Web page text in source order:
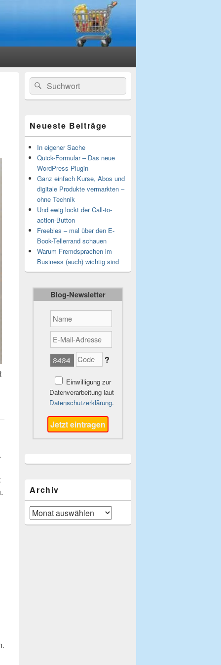
Primärer
Seitenleisten-
Widgetbereich
Suchen
nach:
Suchen
Neueste Beiträge
In eigener Sache
Quick-Formular – Das neue
WordPress-Plugin
Ganz einfach Kurse, Abos und
digitale Produkte vermarkten –
ohne Technik
Und ewig lockt der Call-to-
action-Button
Freebies – mal über den E-
Book-Tellerrand schauen
Warum Fremdsprachen im
Business (auch) wichtig sind
Blog-Newsletter
?
Einwilligung zur
Datenverarbeitung laut
Datenschutzerklärung.
Archiv
Archiv